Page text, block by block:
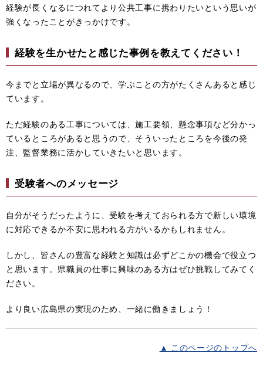
経験が長くなるにつれてより公共工事に携わりたいという思いが
強くなったことがきっかけです。
経験を生かせたと感じた事例を教えてください！
今までと立場が異なるので、学ぶことの方がたくさんあると感じ
ています。
ただ経験のある工事については、施工要領、懸念事項など分かっ
ているところがあると思うので、そういったところを今後の発
注、監督業務に活かしていきたいと思います。
受験者へのメッセージ
自分がそうだったように、受験を考えておられる方で新しい環境
に対応できるか不安に思われる方がいるかもしれません。
しかし、皆さんの豊富な経験と知識は必ずどこかの機会で役立つ
と思います。県職員の仕事に興味のある方はぜひ挑戦してみてく
ださい。
より良い広島県の実現のため、一緒に働きましょう！
▲ このページのトップへ